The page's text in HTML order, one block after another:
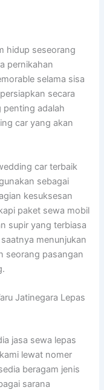
hidup seseorang
pernikahan
selama sisa
secara
penting adalah
car yang akan
car terbaik
sebagai
kesuksesan
paket sewa mobil
supir yang terbiasa
menunjukan
seorang pasangan
Jatinegara Lepas
jasa sewa lepas
lewat nomer
beragam jenis
sarana